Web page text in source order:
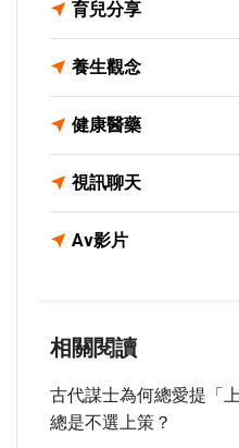
育兒分享
養生觀念
健康醫藥
視訊聊天
Av影片
相關閱讀
古代謀士為何總愛提「
總是不選上策？